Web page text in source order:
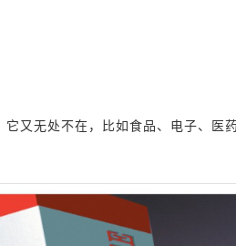
又无处不在，比如食品、电子、医